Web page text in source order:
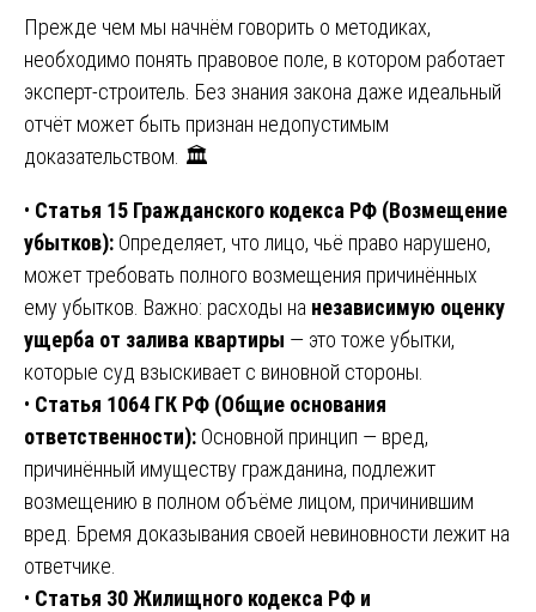
Прежде чем мы начнём говорить о методиках,
необходимо понять правовое поле, в котором работает
эксперт-строитель. Без знания закона даже идеальный
отчёт может быть признан недопустимым
доказательством. 🏛️
• Статья 15 Гражданского кодекса РФ (Возмещение
убытков): Определяет, что лицо, чьё право нарушено,
может требовать полного возмещения причинённых
ему убытков. Важно: расходы на независимую оценку
ущерба от залива квартиры — это тоже убытки,
которые суд взыскивает с виновной стороны.
• Статья 1064 ГК РФ (Общие основания
ответственности): Основной принцип — вред,
причинённый имуществу гражданина, подлежит
возмещению в полном объёме лицом, причинившим
вред. Бремя доказывания своей невиновности лежит на
ответчике.
• Статья 30 Жилищного кодекса РФ и